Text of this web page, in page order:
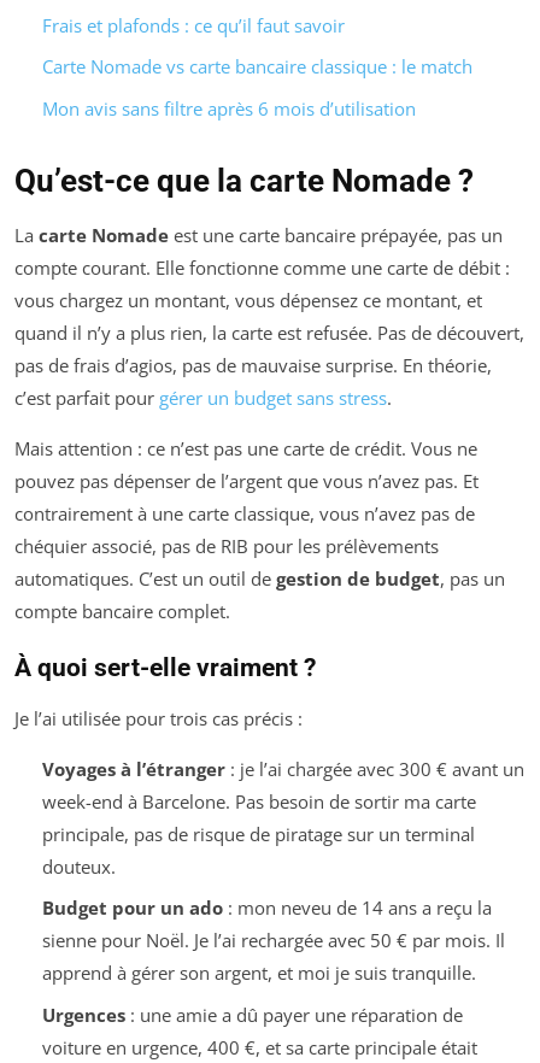
Frais et plafonds : ce qu’il faut savoir
Carte Nomade vs carte bancaire classique : le match
Mon avis sans filtre après 6 mois d’utilisation
Qu’est-ce que la carte Nomade ?
La carte Nomade est une carte bancaire prépayée, pas un
compte courant. Elle fonctionne comme une carte de débit :
vous chargez un montant, vous dépensez ce montant, et
quand il n’y a plus rien, la carte est refusée. Pas de découvert,
pas de frais d’agios, pas de mauvaise surprise. En théorie,
c’est parfait pour gérer un budget sans stress.
Mais attention : ce n’est pas une carte de crédit. Vous ne
pouvez pas dépenser de l’argent que vous n’avez pas. Et
contrairement à une carte classique, vous n’avez pas de
chéquier associé, pas de RIB pour les prélèvements
automatiques. C’est un outil de gestion de budget, pas un
compte bancaire complet.
À quoi sert-elle vraiment ?
Je l’ai utilisée pour trois cas précis :
Voyages à l’étranger: je l’ai chargée avec 300 € avant un
week-end à Barcelone. Pas besoin de sortir ma carte
principale, pas de risque de piratage sur un terminal
douteux.
Budget pour un ado: mon neveu de 14 ans a reçu la
sienne pour Noël. Je l’ai rechargée avec 50 € par mois. Il
apprend à gérer son argent, et moi je suis tranquille.
Urgences: une amie a dû payer une réparation de
voiture en urgence, 400 €, et sa carte principale était